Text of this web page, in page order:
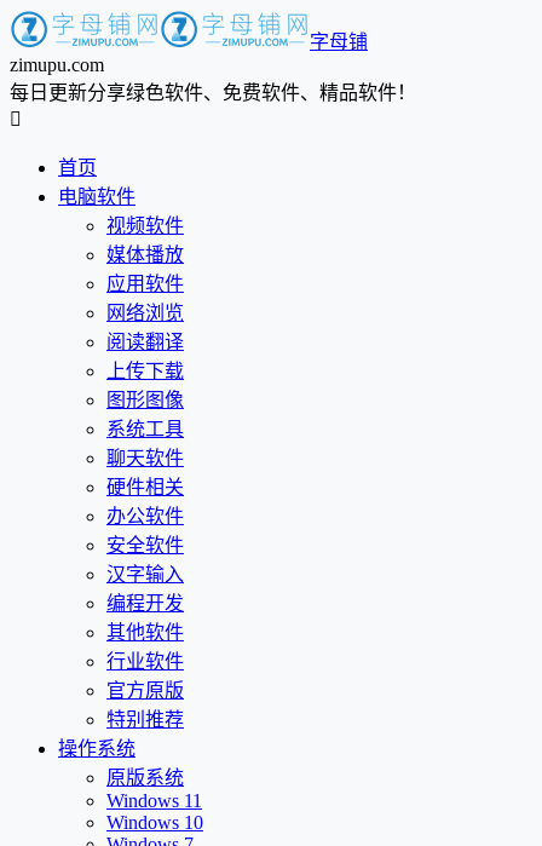
字母铺
zimupu.com
每日更新分享绿色软件、免费软件、精品软件！

首页
电脑软件
视频软件
媒体播放
应用软件
网络浏览
阅读翻译
上传下载
图形图像
系统工具
聊天软件
硬件相关
办公软件
安全软件
汉字输入
编程开发
其他软件
行业软件
官方原版
特别推荐
操作系统
原版系统
Windows 11
Windows 10